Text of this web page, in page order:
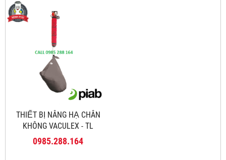
THIẾT BỊ NÂNG HẠ CHÂN
KHÔNG VACULEX - TL
0985.288.164